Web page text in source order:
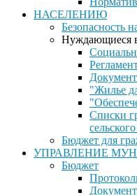
НАСЕЛЕНИЮ
Безопасность
Нуждающиеся
"Жилье
Списки
Бюджет для
УПРАВЛЕНИЕ
Бюджет